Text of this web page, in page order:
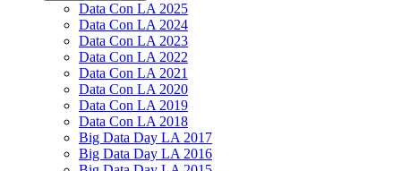
Data Con LA 2025
Data Con LA 2024
Data Con LA 2023
Data Con LA 2022
Data Con LA 2021
Data Con LA 2020
Data Con LA 2019
Data Con LA 2018
Big Data Day LA 2017
Big Data Day LA 2016